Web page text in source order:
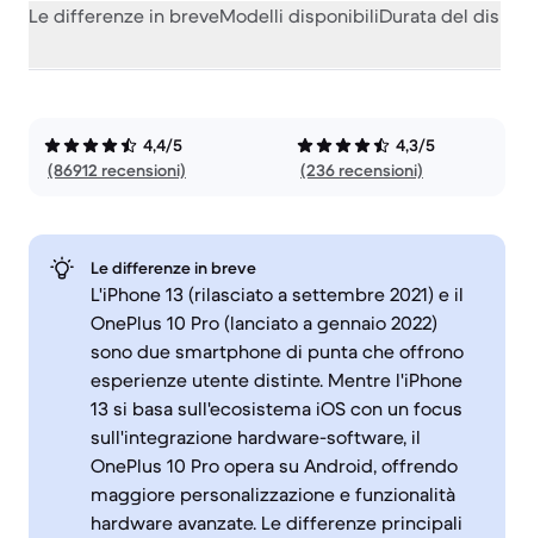
Le differenze in breveModelli disponibiliDurata del
4,4/5
(86912 recensioni)
4,3/5
(236 recensioni)
Le differenze in breve
L'iPhone 13 (rilasciato a settembre 2021) e il
OnePlus 10 Pro (lanciato a gennaio 2022)
sono due smartphone di punta che offrono
esperienze utente distinte. Mentre l'iPhone
13 si basa sull'ecosistema iOS con un focus
sull'integrazione hardware-software, il
OnePlus 10 Pro opera su Android, offrendo
maggiore personalizzazione e funzionalità
hardware avanzate. Le differenze principali